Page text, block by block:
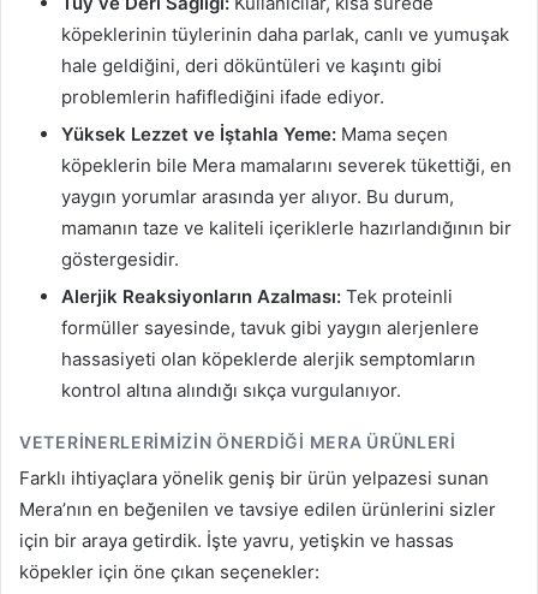
köpeklerinin tüylerinin daha parlak, canlı ve yumuşak
hale geldiğini, deri döküntüleri ve kaşıntı gibi
problemlerin hafiflediğini ifade ediyor.
Yüksek Lezzet ve İştahla Yeme: Mama seçen
köpeklerin bile Mera mamalarını severek tükettiği, en
yaygın yorumlar arasında yer alıyor. Bu durum,
mamanın taze ve kaliteli içeriklerle hazırlandığının bir
göstergesidir.
Alerjik Reaksiyonların Azalması: Tek proteinli
formüller sayesinde, tavuk gibi yaygın alerjenlere
hassasiyeti olan köpeklerde alerjik semptomların
kontrol altına alındığı sıkça vurgulanıyor.
VETERINERLERIMIZIN ÖNERDIĞI MERA ÜRÜNLERI
Farklı ihtiyaçlara yönelik geniş bir ürün yelpazesi sunan
Mera’nın en beğenilen ve tavsiye edilen ürünlerini sizler
için bir araya getirdik. İşte yavru, yetişkin ve hassas
köpekler için öne çıkan seçenekler: